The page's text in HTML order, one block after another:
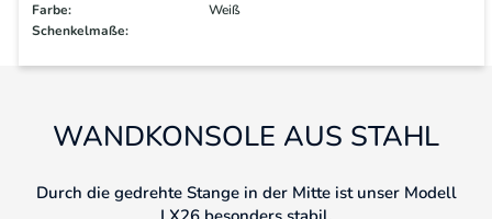
Farbe:
Weiß
Schenkelmaße:
WANDKONSOLE AUS STAHL
Durch die gedrehte Stange in der Mitte ist unser Modell